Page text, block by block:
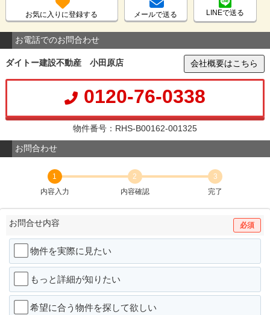
お気に入りに登録する メールで送る LINEで送る
お電話でのお問合わせ
ダイトー建設不動産 小田原店 会社概要はこちら
0120-76-0338
物件番号：RHS-B00162-001325
お問合わせ
1
内容入力
2
内容確認
3
完了
お問合せ内容 必須
物件を実際に見たい
もっと詳細が知りたい
希望に合う物件を探して欲しい